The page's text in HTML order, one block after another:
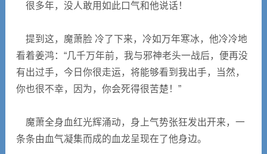
很多年，没人敢用如此口气和他说话！
提到这，魔萧脸 冷了下来，冷如万年寒冰，他冷冷地
看着姜鸿：“几千万年前，我与邪神老头一战后，便再没
有出过手，今日你很走运，将能够看到我出手，当然，
你也很不幸，因为，你会死得很苦楚！”
魔萧全身血红光辉涌动，身上气势张狂发出开来，一
条条由血气凝集而成的血龙呈现在了他身边。